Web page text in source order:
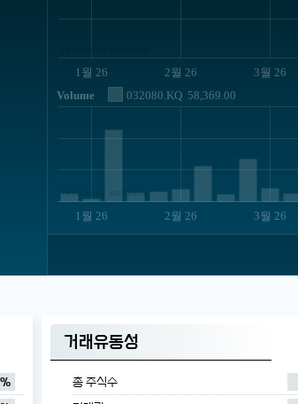
1월 26 2월 26 3월 26
Volume 032080.KQ 58,369.00
1월 26 2월 26 3월 26
JS chart by amCharts
거래유동성
총 주식수